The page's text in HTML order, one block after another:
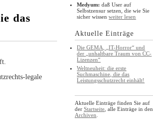
das
legale
Medyum: daß User auf
Selbstzensur setzen, die wie Sie
sicher wissenweiter lesen
Aktuelle Einträge
Die GEMA, „IT-Horror“ und
der „unhaltbare Traum von CC-
Lizenzen“
Weltneuheit: die erste
Suchmaschine, die das
Leistungsschutzrecht einhält!
Aktuelle Einträge finden Sie auf
der Startseite , alle Einträge in den
Archiven